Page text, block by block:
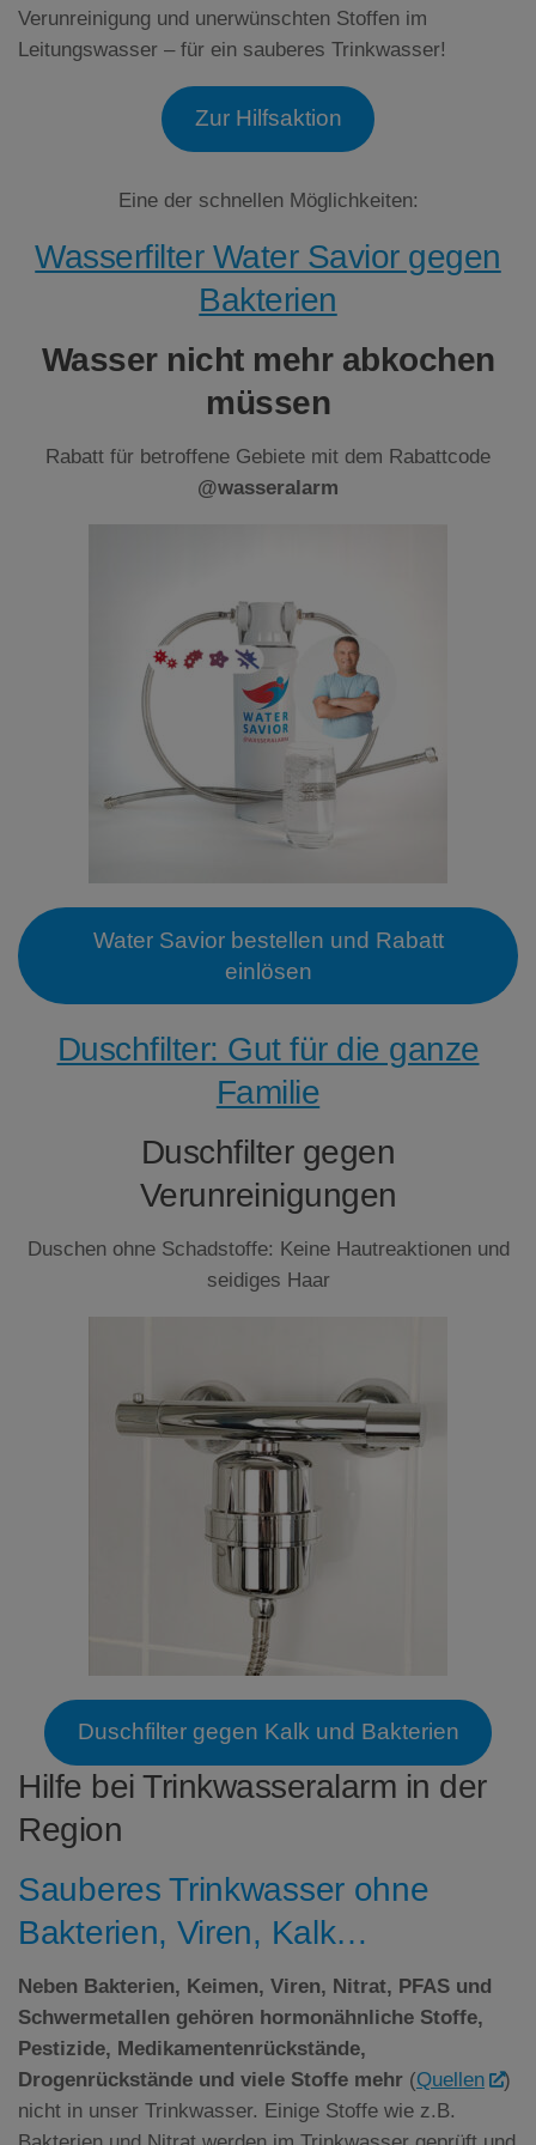
Verunreinigung und unerwünschten Stoffen im
Leitungswasser – für ein sauberes Trinkwasser!
Zur Hilfsaktion
Eine der schnellen Möglichkeiten:
Wasserfilter Water Savior gegen
Bakterien
Wasser nicht mehr abkochen
müssen
Rabatt für betroffene Gebiete mit dem Rabattcode
@wasseralarm
Water Savior bestellen und Rabatt
einlösen
Duschfilter: Gut für die ganze
Familie
Duschfilter gegen
Verunreinigungen
Duschen ohne Schadstoffe: Keine Hautreaktionen und
seidiges Haar
Duschfilter gegen Kalk und Bakterien
Hilfe bei Trinkwasseralarm in der
Region
Sauberes Trinkwasser ohne
Bakterien, Viren, Kalk…
Neben Bakterien, Keimen, Viren, Nitrat, PFAS und
Schwermetallen gehören hormonähnliche Stoffe,
Pestizide, Medikamentenrückstände,
Drogenrückstände und viele Stoffe mehr (Quellen
)
nicht in unser Trinkwasser. Einige Stoffe wie z.B.